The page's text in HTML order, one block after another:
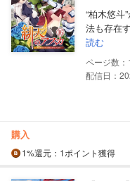
“柏木悠斗
法も存在
読む
配信日：
購入
1%還元 ：1ポイント獲得